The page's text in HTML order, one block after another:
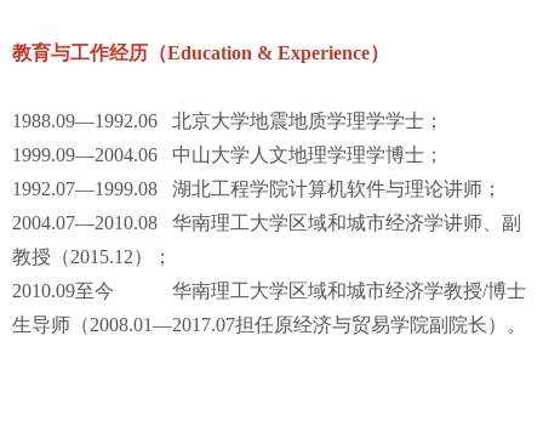
教育与工作经历（Education & Experience）
1988.09—1992.06 北京大学地震地质学理学学士；
1999.09—2004.06 中山大学人文地理学理学博士；
1992.07—1999.08 湖北工程学院计算机软件与理论讲师；
2004.07—2010.08 华南理工大学区域和城市经济学讲师、副
教授（2015.12）；
2010.09至今 华南理工大学区域和城市经济学教授/博士
生导师（2008.01—2017.07担任原经济与贸易学院副院长）。